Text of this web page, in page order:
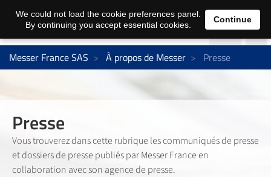
Messer France SAS À propos de Messer Presse
Presse
Vous trouverez dans cette rubrique les communiqués de presse
et dossiers de presse publiés par Messer France en
collaboration avec son agence de presse.
We could not load the cookie preferences panel.
By continuing you accept essential cookies.
Continue